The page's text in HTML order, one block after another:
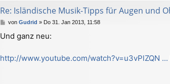
Re: Isländische Musik-Tipps für Augen und
B
i
a
von Gudrid » Do 31. Jan 2013, 11:58
Und ganz neu:
http://www.youtube.com/watch?v=u3vPlZQN ...